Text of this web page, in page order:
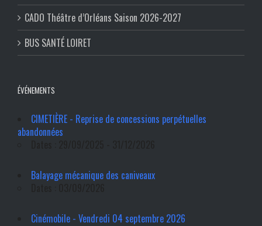
CADO Théâtre d’Orléans Saison 2026-2027
BUS SANTÉ LOIRET
ÉVÉNEMENTS
CIMETIÈRE - Reprise de concessions perpétuelles
abandonnées
Balayage mécanique des caniveaux
Cinémobile - Vendredi 04 septembre 2026